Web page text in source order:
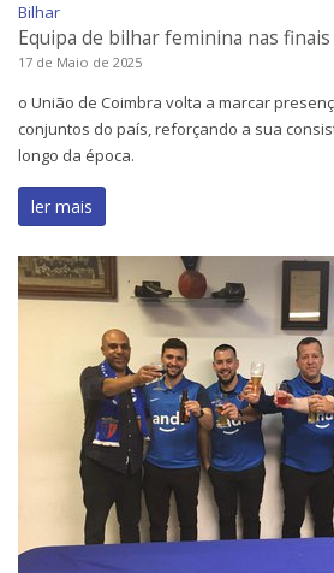
Bilhar
Equipa de bilhar feminina nas finais
17 de Maio de 2025
o União de Coimbra volta a marcar
conjuntos do país, reforçando a sua
longo da época.
ler mais